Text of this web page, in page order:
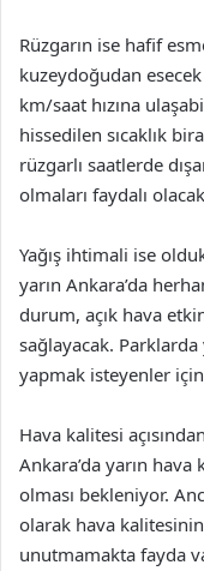
Rüzgarın ise hafif
kuzeydoğudan
km/saat hızına
hissedilen sıcaklık
rüzgarlı saatlerde
olmaları faydalı
Yağış ihtimali ise
yarın Ankara’da
durum, açık hava
sağlayacak.
yapmak isteyenler
Hava kalitesi
Ankara’da yarın
olması bekleniyor.
olarak hava
unutmamakta fayda